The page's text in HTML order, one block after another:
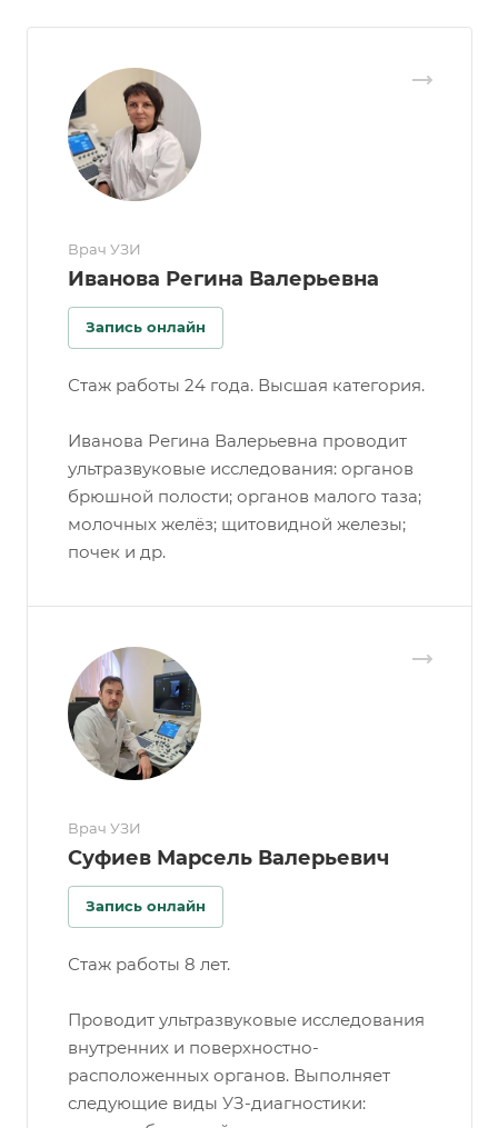
Врач УЗИ
Иванова Регина Валерьевна
Запись онлайн
Стаж работы 24 года. Высшая категория.
Иванова Регина Валерьевна проводит
ультразвуковые исследования: органов
брюшной полости; органов малого таза;
молочных желёз; щитовидной железы;
почек и др.
Врач УЗИ
Суфиев Марсель Валерьевич
Запись онлайн
Стаж работы 8 лет.
Проводит ультразвуковые исследования
внутренних и поверхностно-
расположенных органов. Выполняет
следующие виды УЗ-диагностики: